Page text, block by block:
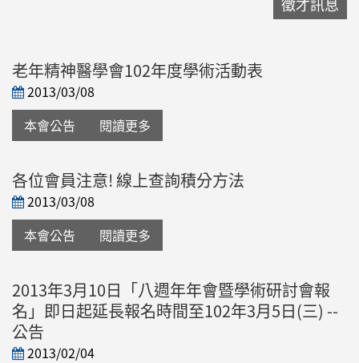
老年精神醫學會102年度學術活動表
2013/03/08
本會公告
閱讀更多
各位會員注意! 線上查詢積分方法
2013/03/08
本會公告
閱讀更多
2013年3月10日「八週年年會暨學術研討會報
名」即日起延長報名時間至102年3月5日(三) --
公告
2013/02/04